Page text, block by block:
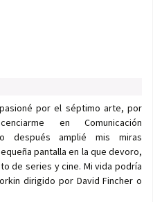
por el séptimo arte, por
en Comunicación
después amplié mis miras
pantalla en la que devoro,
de series y cine. Mi vida podría
dirigido por David Fincher o